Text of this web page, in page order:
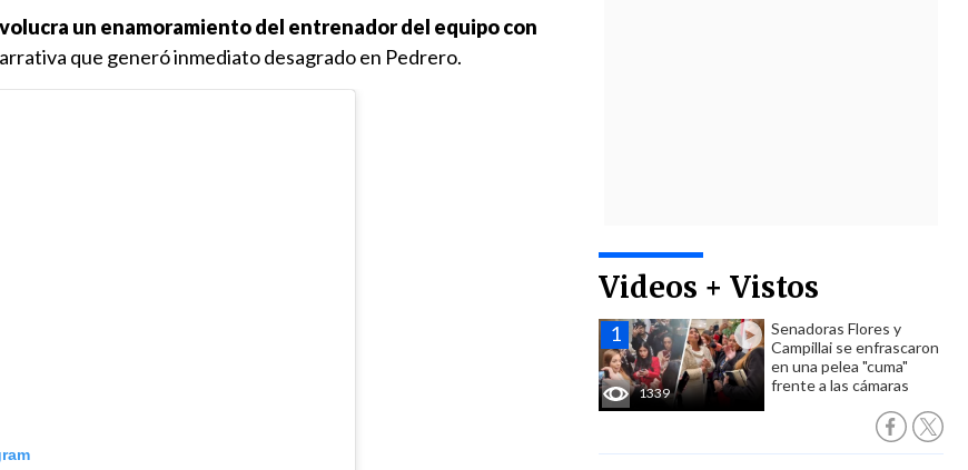
Videos + Vistos
1339
Senadoras Flores y
Campillai se enfrascaron
en una pelea "cuma"
frente a las cámaras
un enamoramiento del entrenador del equipo con
que generó inmediato desagrado en Pedrero.